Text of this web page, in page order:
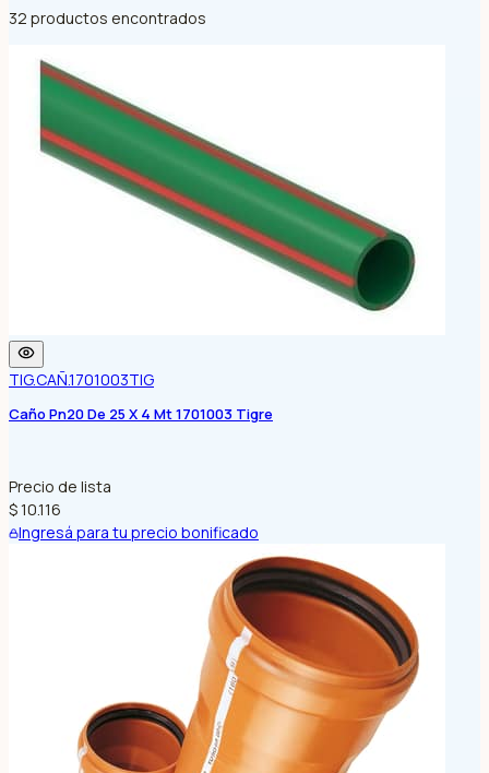
32 productos encontrados
TIG.CAÑ.1701003TIG
Caño Pn20 De 25 X 4 Mt 1701003 Tigre
Precio de lista
$ 10.116
Ingresá para tu precio bonificado